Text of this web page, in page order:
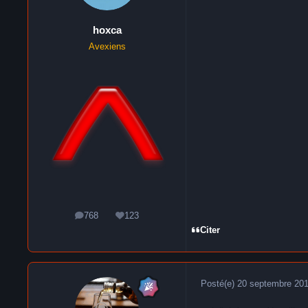
hoxca
Avexiens
768
messages123
Réputation
Citer
Posté(e) 20 septembre